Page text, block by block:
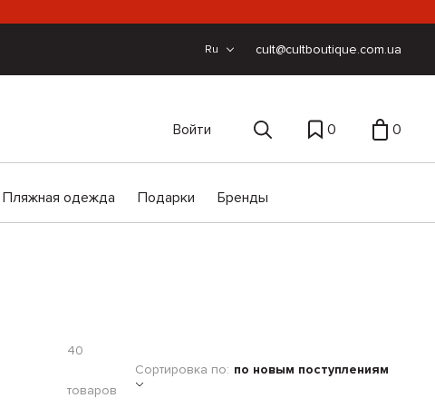
Ru cult@cultboutique.com.ua
Пляжная одежда Подарки Бренды
Войти 0 0
40
товаров
Сортировка по: по новым поступлениям